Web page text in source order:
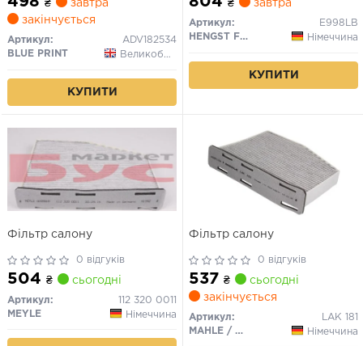
PAJERO I, PAJERO II, PAJERO
III, PAJERO IV SEAT
ALHAMBRA, ALTEA, ALTEA
XL 1.0-Electric 04.87-
₴
завтра
закінчується
Артикул:
ADV182534
BLUE PRINT
Великобританія
КУПИТИ
SEAT ALHAMBRA, ALTEA,
ALTEA XL, LEON, TOLEDO III
SKODA OCTAVIA II, SUPERB
₴ завтра
Артикул:
E998LB
HENGST FILTER
Німеччина
КУПИТИ
Фільтр салону
0 відгуків
504 ₴ сьогодні
Артикул:
112 320 0011
MEYLE
Німеччина
Фільтр салону
0 відгуків
537 ₴
сьогодні
закінчується
Артикул:
LAK 181
MAHLE / KNECHT
Німеччина